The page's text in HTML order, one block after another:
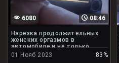
08:46
6080
Нарезка продолжительных
женских оргазмов в
автомобиле и не только
01 Нояб 2023
83%